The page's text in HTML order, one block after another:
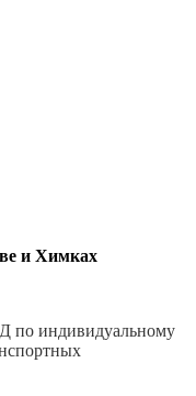
и Химках
по индивидуальному